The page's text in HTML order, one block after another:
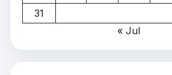
31
« Jul